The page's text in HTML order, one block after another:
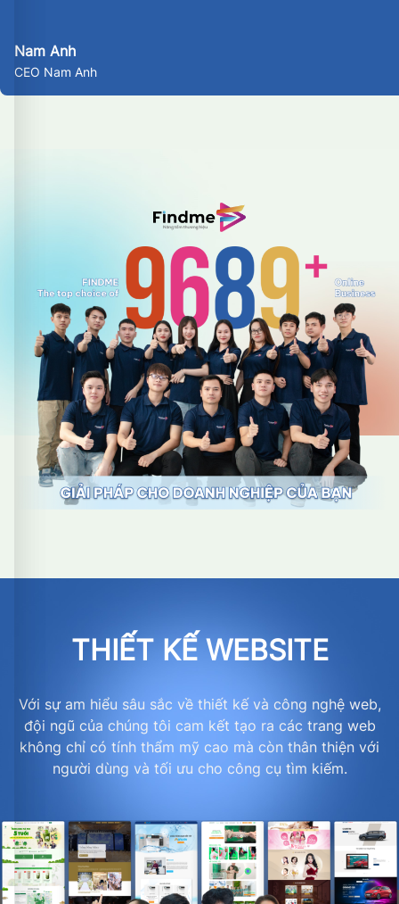
Nam Anh
CEO Nam Anh
THIẾT KẾ WEBSITE
Với sự am hiểu sâu sắc về thiết kế và công nghệ web,
đội ngũ của chúng tôi cam kết tạo ra các trang web
không chỉ có tính thẩm mỹ cao mà còn thân thiện với
người dùng và tối ưu cho công cụ tìm kiếm.